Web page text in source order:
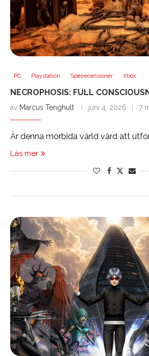
PC Playstation Spelrecensioner Xbox
NECROPHOSIS: FULL
av Marcus Tenghult juni 4, 2026 7
Är denna morbida värld värd att
Läs mer